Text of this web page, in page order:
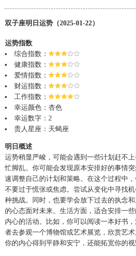
双子座明日运势（2025-01-22）
运势指数
综合指数：
健康指数：
爱情指数：
财运指数：
工作指数：
幸运颜色：杏色
幸运数字：2
贵人星座：天蝎座
明日概述
运势稍显严峻，可能会遇到一些计划赶不
忙脚乱。你可能会发现原本安排好的事情
速调整自己的计划和策略。在这个过程中，
不要过于慌张或焦虑。尝试从变化中寻找
种挑战。同时，也要学会放下过去的执念
的心态面对未来。生活方面，适合安排一
内心的活动。比如，你可以阅读一本好书
者去参观一个博物馆或艺术展览，欣赏艺
你的内心得到平静和安宁，还能拓宽你的视